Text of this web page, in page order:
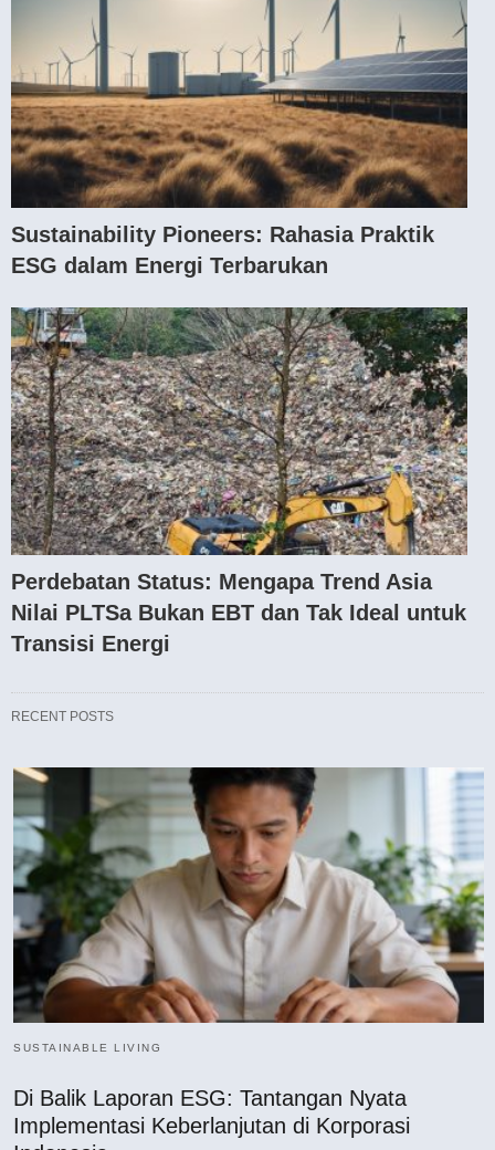
Sustainability Pioneers: Rahasia Praktik
ESG dalam Energi Terbarukan
Perdebatan Status: Mengapa Trend Asia
Nilai PLTSa Bukan EBT dan Tak Ideal untuk
Transisi Energi
RECENT POSTS
SUSTAINABLE LIVING
Di Balik Laporan ESG: Tantangan Nyata
Implementasi Keberlanjutan di Korporasi